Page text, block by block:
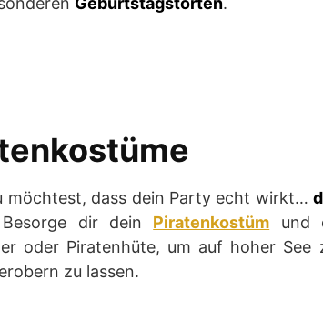
möchtest, dass dein Party echt wirkt…
Besorge dir dein Piratenkostüm und
oder Piratenhüte, um auf hoher
zu lassen.